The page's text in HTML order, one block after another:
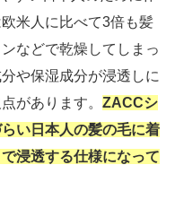
米人に比べて3倍も髪
などで乾燥してしまっ
や保湿成分が浸透しに
があります。 ZACCシ
い日本人の髪の毛に着
浸透する仕様になって